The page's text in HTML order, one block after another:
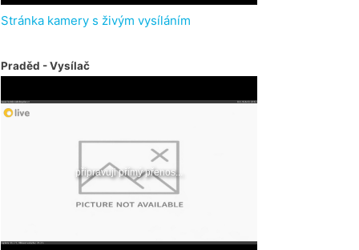
Stránka kamery s živým vysíláním
Praděd - Vysílač